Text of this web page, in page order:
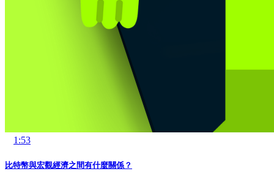
1:53
比特幣與宏觀經濟之間有什麼關係？